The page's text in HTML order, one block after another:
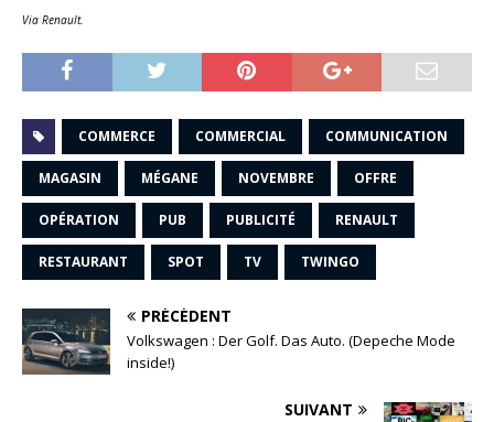
Via Renault.
COMMERCE COMMERCIAL COMMUNICATION
MAGASIN MÉGANE NOVEMBRE OFFRE
OPÉRATION PUB PUBLICITÉ RENAULT
RESTAURANT SPOT TV TWINGO
PRÉCÉDENT
Volkswagen : Der Golf. Das Auto. (Depeche Mode
inside!)
SUIVANT